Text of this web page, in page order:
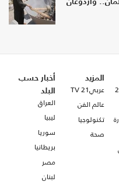
وأردوغان
المزيد
عربي21 TV
عالم الفن
تكنولوجيا
صحة
أخبار حسب
البلد
العراق
ليبيا
سوريا
بريطانيا
مصر
لبنان